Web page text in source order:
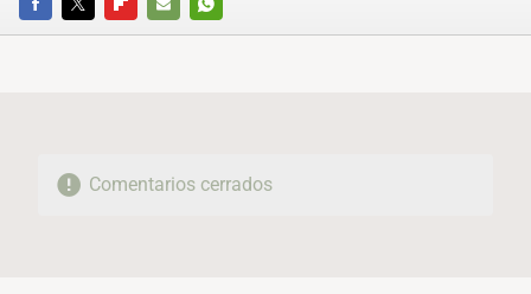
FACEBOOKTWITTERFLIPBOARD
E-
WHATSAPP
Comentarios cerrados